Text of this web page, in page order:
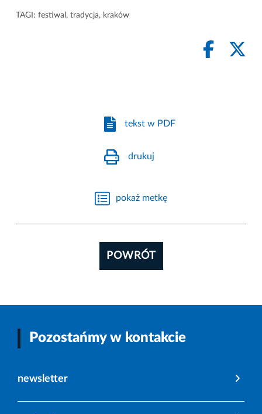
TAGI: festiwal , tradycja, kraków
tekst w PDF
drukuj
pokaż metkę
POWRÓT
Pozostańmy w kontakcie
newsletter